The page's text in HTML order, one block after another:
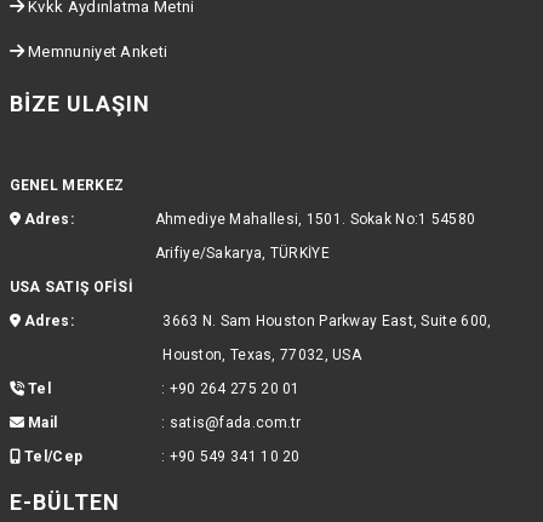
Kvkk Aydınlatma Metni
Memnuniyet Anketi
BIZE ULAŞIN
GENEL MERKEZ
Adres:
Ahmediye Mahallesi, 1501. Sokak No:1 54580
Arifiye/Sakarya, TÜRKİYE
USA SATIŞ OFİSİ
Adres:
3663 N. Sam Houston Parkway East, Suite 600,
Houston, Texas, 77032, USA
Tel
: +90 264 275 20 01
Mail
: satis@fada.com.tr
Tel/Cep
: +90 549 341 10 20
E-BÜLTEN